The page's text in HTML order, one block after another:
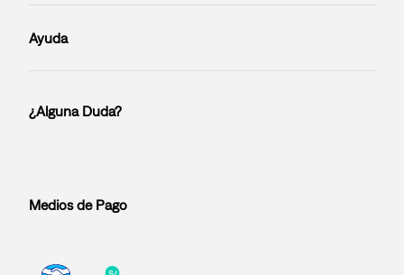
Ayuda
¿Alguna Duda?
Medios de Pago